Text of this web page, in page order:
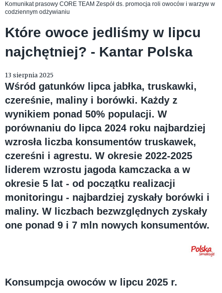
Komunikat prasowy CORE TEAM Zespół ds. promocja roli owoców i warzyw w
codziennym odżywianiu
Które owoce jedliśmy w lipcu
najchętniej? - Kantar Polska
13 sierpnia 2025
Wśród gatunków lipca jabłka, truskawki,
czereśnie, maliny i borówki. Każdy z
wynikiem ponad 50% populacji. W
porównaniu do lipca 2024 roku najbardziej
wzrosła liczba konsumentów truskawek,
czereśni i agrestu. W okresie 2022-2025
liderem wzrostu jagoda kamczacka a w
okresie 5 lat - od początku realizacji
monitoringu - najbardziej zyskały borówki i
maliny. W liczbach bezwzględnych zyskały
one ponad 9 i 7 mln nowych konsumentów.
Konsumpcja owoców w lipcu 2025 r.